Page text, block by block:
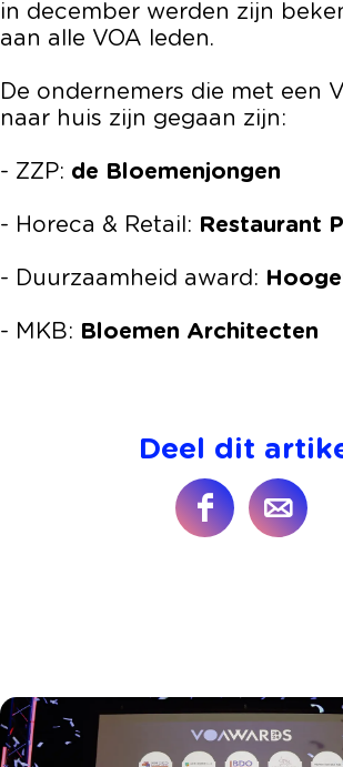
in december werden zijn
aan alle VOA leden.
De ondernemers die met een
naar huis zijn gegaan zijn:
- ZZP: de Bloemenjongen
- Horeca & Retail: Restaurant
- Duurzaamheid award:
- MKB: Bloemen Architecten
Deel dit
D
p
a
D
e
p
a